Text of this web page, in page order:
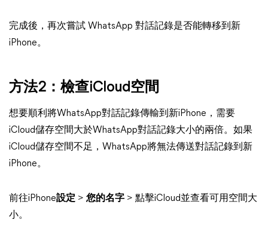
完成後，再次嘗試 WhatsApp 對話記錄是否能轉移到新
iPhone。
方法2：檢查iCloud空間
想要順利將WhatsApp對話記錄傳輸到新iPhone，需要
iCloud儲存空間大於WhatsApp對話記錄大小的兩倍。如果
iCloud儲存空間不足，WhatsApp將無法傳送對話記錄到新
iPhone。
前往iPhone設定 > 您的名字 > 點擊iCloud並查看可用空間大
小。